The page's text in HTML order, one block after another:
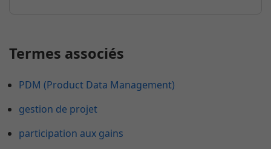
Termes associés
PDM (Product Data Management)
gestion de projet
participation aux gains